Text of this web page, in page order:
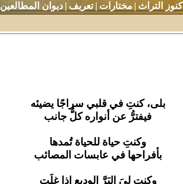
كنوز التراث | مختارات | تعريف | ديوان المطالعين
بلى، كنتِ في قلبي سراجًا يضيئه
فيفترُّ عن أنواره كلُّ جانب
وكنتِ حياة للحياة تُمدها
بأفراحها في عابسات المصائب
وكنت ليَ البَرَّ الوديع إذا غلَت